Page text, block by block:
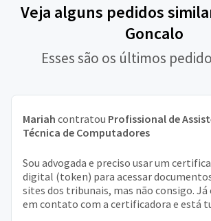
Veja alguns pedidos
Goncalo
Esses são os últimos
Mariah contratou Profissional de
Técnica de Computadores
Sou advogada e preciso usar um
digital (token) para acessar
sites dos tribunais, mas não consigo.
em contato com a certificadora e está